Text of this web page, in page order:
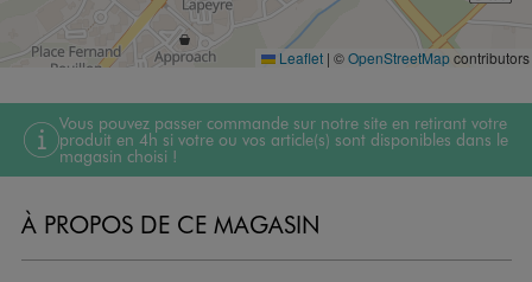
Leaflet | ©OpenStreetMapcontributors
Vous pouvez passer commande sur notre site en retirant votre
produit en 4h si votre ou vos article(s) sont disponibles dans le
magasin choisi !
À PROPOS DE CE MAGASIN